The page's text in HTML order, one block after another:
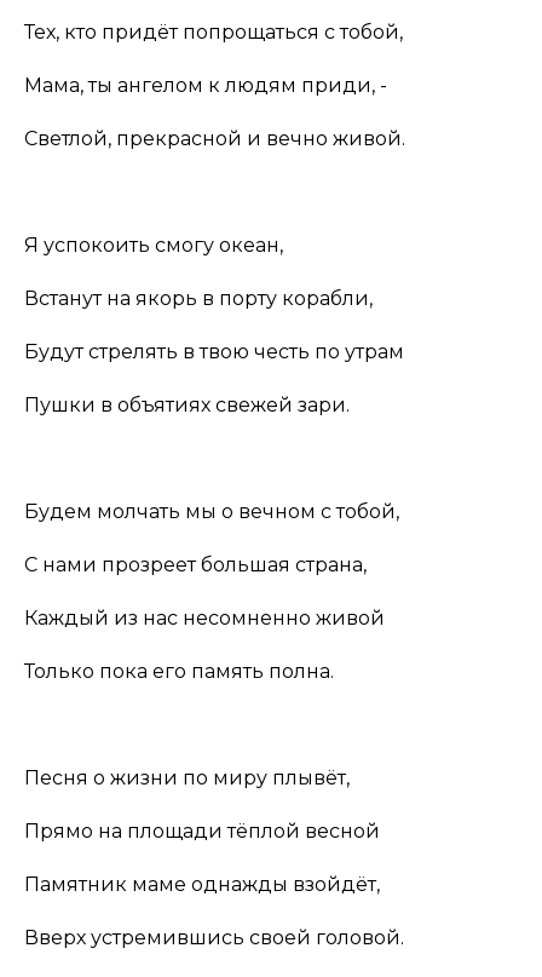
Тех, кто придёт попрощаться с тобой,
Мама, ты ангелом к людям приди, -
Светлой, прекрасной и вечно живой.
Я успокоить смогу океан,
Встанут на якорь в порту корабли,
Будут стрелять в твою честь по утрам
Пушки в объятиях свежей зари.
Будем молчать мы о вечном с тобой,
С нами прозреет большая страна,
Каждый из нас несомненно живой
Только пока его память полна.
Песня о жизни по миру плывёт,
Прямо на площади тёплой весной
Памятник маме однажды взойдёт,
Вверх устремившись своей головой.